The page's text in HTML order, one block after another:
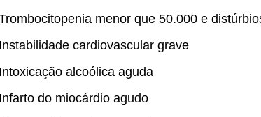
menor que 50.000 e
cardiovascular grave
alcoólica aguda
do miocárdio agudo